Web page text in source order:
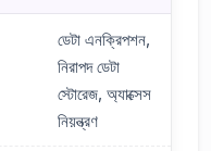
ডেটা এনক্রিপশন,
নিরাপদ ডেটা
স্টোরেজ, অ্যাক্সেস
নিয়ন্ত্রণ